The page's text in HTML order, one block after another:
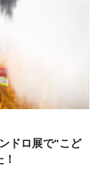
ドロ展で"こど